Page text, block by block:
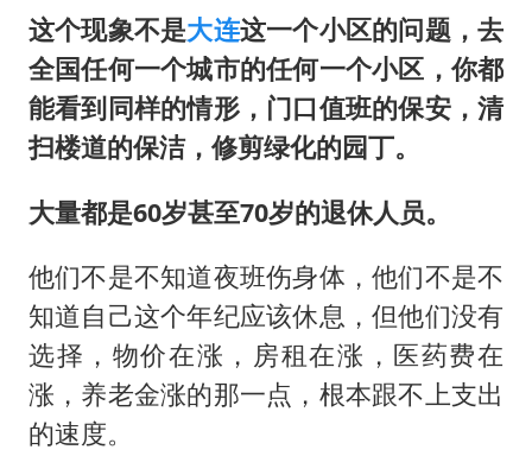
这个现象不是大连这一个小区的问题，去
全国任何一个城市的任何一个小区，你都
能看到同样的情形，门口值班的保安，清
扫楼道的保洁，修剪绿化的园丁。
大量都是60岁甚至70岁的退休人员。
他们不是不知道夜班伤身体，他们不是不
知道自己这个年纪应该休息，但他们没有
选择，物价在涨，房租在涨，医药费在
涨，养老金涨的那一点，根本跟不上支出
的速度。